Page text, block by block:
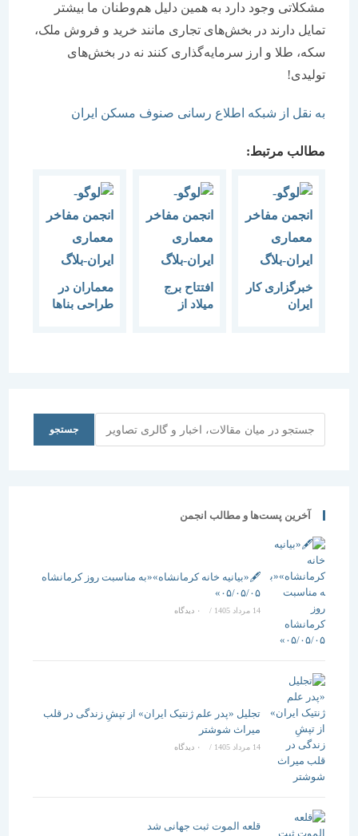
مشکلاتی وجود دارد به همین دلیل هم‌وطنان ما بیشتر
تمایل دارند در بخش‌های تجاری مانند خرید و فروش ملک،
سکه، طلا و ارز سرمایه‌گذاری کنند نه در بخش‌های
تولیدی!
به نقل از شبکه اطلاع رسانی صنوف مسکن ایران
مطالب مرتبط:
خبرگزاری کار
معماران، از
خودداری کنند
معماری ایران
وضعیت
مطلوبی ندارد
افتتاح برج
میلاد از
معماران در
طراحی بناها
جستجو
آخرین پست‌ها و مطالب انجمن
🖋️«بیانیه خانه کرمانشاه»«به مناسبت روز کرمانشاه
۰۵/۰۵/۰۵»
/ ۰ دیدگاه
تجلیل «پدر علم ژنتیک ایران» از تپشِ زندگی در قلب
میراث شوشتر
14 مرداد 1405 / ۰ دیدگاه
قلعه الموت ثبت جهانی شد